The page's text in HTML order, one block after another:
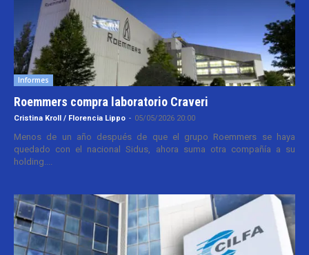
Informes
Roemmers compra laboratorio Craveri
Cristina Kroll / Florencia Lippo - 05/05/2026 20:00
Menos de un año después de que el grupo Roemmers se haya
quedado con el nacional Sidus, ahora suma otra compañía a su
holding....